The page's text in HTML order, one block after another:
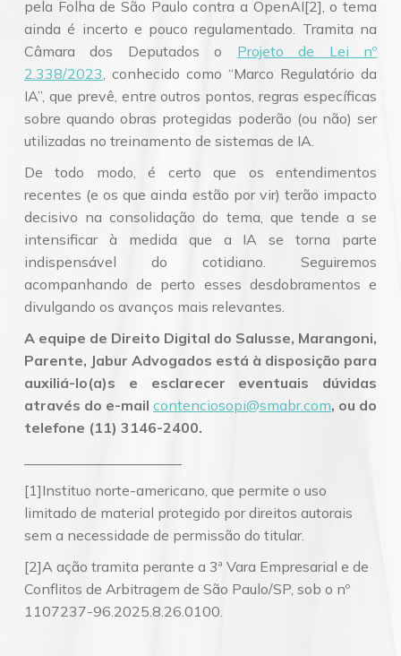
pela Folha de São Paulo contra a OpenAI[2], o tema
ainda é incerto e pouco regulamentado. Tramita na
Câmara dos Deputados o Projeto de Lei nº
2.338/2023 , conhecido como “Marco Regulatório da
IA”, que prevê, entre outros pontos, regras específicas
sobre quando obras protegidas poderão (ou não) ser
utilizadas no treinamento de sistemas de IA.
De todo modo, é certo que os entendimentos
recentes (e os que ainda estão por vir) terão impacto
decisivo na consolidação do tema, que tende a se
intensificar à medida que a IA se torna parte
indispensável do cotidiano. Seguiremos
acompanhando de perto esses desdobramentos e
divulgando os avanços mais relevantes.
A equipe de Direito Digital do Salusse, Marangoni,
Parente, Jabur Advogados está à disposição para
auxiliá-lo(a)s e esclarecer eventuais dúvidas
através do e-mail contenciosopi@smabr.com, ou do
telefone (11) 3146-2400.
[1]Instituo norte-americano, que permite o uso
limitado de material protegido por direitos autorais
sem a necessidade de permissão do titular.
[2]A ação tramita perante a 3ª Vara Empresarial e de
Conflitos de Arbitragem de São Paulo/SP, sob o nº
1107237-96.2025.8.26.0100.